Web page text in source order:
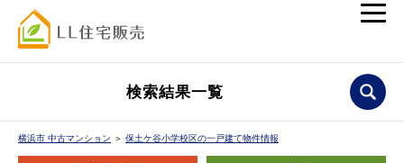
検索結果一覧
横浜市 中古マンション ＞ 保土ケ谷小学校区の一戸建て物件情報